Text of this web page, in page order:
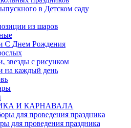
в Детском саду
из шаров
С Днем Рождения
звезды с рисунком
на каждый день
И КАРНАВАЛА
для проведения праздника
для проведения праздника